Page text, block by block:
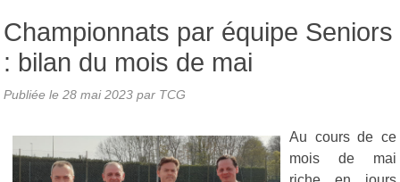
Championnats par équipe Seniors
: bilan du mois de mai
Publiée le 28 mai 2023 par TCG
Au cours de ce
mois de mai